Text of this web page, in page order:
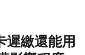
遲繳還能用